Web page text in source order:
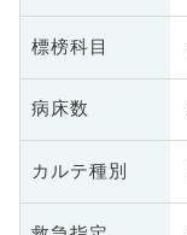
標榜科目
病床数
カルテ種別